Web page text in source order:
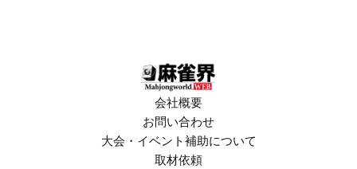
会社概要
お問い合わせ
大会・イベント補助について
取材依頼